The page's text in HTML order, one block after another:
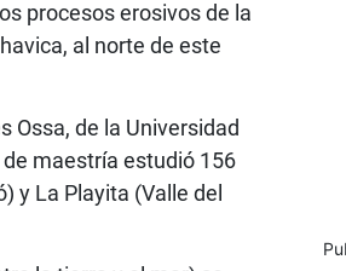
procesos erosivos de la
al norte de este
Ossa, de la Universidad
maestría estudió 156
y La Playita (Valle del